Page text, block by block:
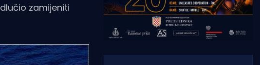
zamijeniti